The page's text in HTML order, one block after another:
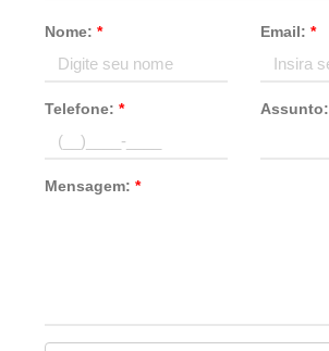
Nome:* Email: *
Telefone:* Assunto:
Mensagem:*